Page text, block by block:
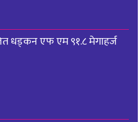
धड्कन एफ एम ९१.८ मेगाहर्ज